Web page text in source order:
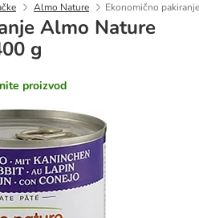
Almo Nature Ekonomično
Almo Nature
g
proizvod